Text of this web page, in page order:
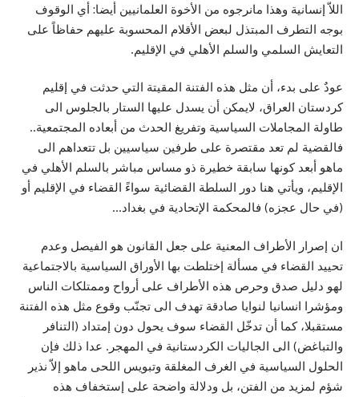
اللاّ إنسانية وهذا مانرجوه من الأخوة العلمانيين أيضا: أي الوقوف
بوجه التطرف المبتذل لبعض الأقلام المحسوبة عليهم حفاظاً على
التعايش السلمي والسلم الأهلي في الإقليم.
عودٌ على بدء، أن مثل هذه الفتنة المقيتة التي حدثت في إقليم
كردستان العراق، لايمكن أن يسدل عليها الستار بالجلوس الى
طاولة المجاملات السياسية وتفريغ الحدث من أبعاده المجتمعية..
فالقضية لم تعد مقتصرة على طرفين سياسيين بل تتعداهم الى
ماهو أبعد كونها سابقة خطيرة ذو مساس مباشر بالسلم الأهلي في
الإقليم، ويأتي هنا دور السلطة القضائية سواءً القضاء في الإقليم أو
(في حال عجزه) فالمحكمة الإتحادية في بغداد…
ان إصرار الأطراف المعنية على جعل القانون هو الفيصل وعدم
تحييد القضاء في مسألة إختلطت بها الأوراق السياسية بالاجتماعية
لهو دليل صدق وحرص هذه الأطراف على أرواح وممتلكات الناس
ومؤشرا انسانيا لنوايا صادقة تهدف الى تجنّب وقوع مثل هذه الفتنة
مستقبلا، كما أن تدخّل القضاء سوف يحول دون إمتداد (التنافر
والتباغض) الى الجاليات الكردستانية في المهجر. عدا ذلك فإن
الحلول السياسية في الغرف المغلقة وتبويس اللحى ماهو إلاّ نذير
شؤم لمزيد من الفتن، بل ودلالة واضحة على إستخفاف هذه